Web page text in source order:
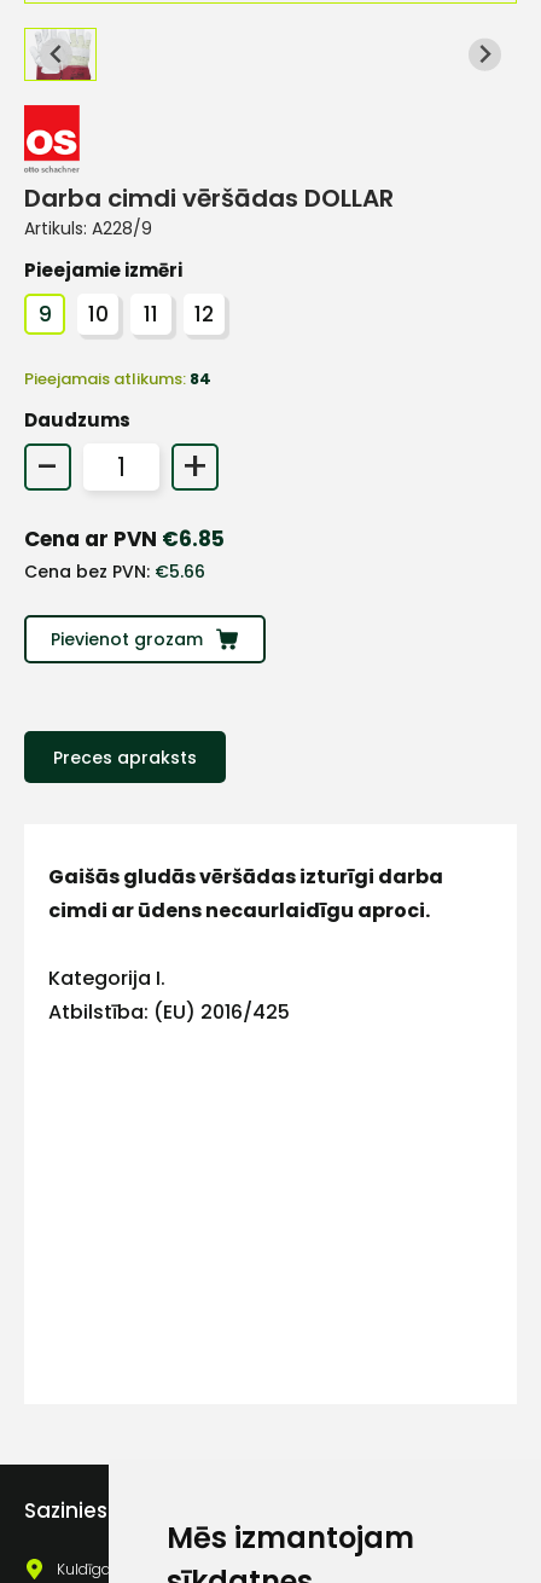
Mēs izmantojam
Darba cimdi vēršādas DOLLAR
Artikuls: A228/9
Pieejamie izmēri
9 10 11 12
Pieejamais atlikums: 84
Daudzums
- +
Cena ar PVN €6.85
Cena bez PVN: €5.66
Pievienot grozam
Preces apraksts
Gaišās gludās vēršādas izturīgi darba
cimdi ar ūdens necaurlaidīgu aproci.
Kategorija I.
Atbilstība: (EU) 2016/425
Sazinies ar mums
Kuldīgas iela 69a, Saldus, Saldus nov., LV - 3801
Piekrītu saņemt
+